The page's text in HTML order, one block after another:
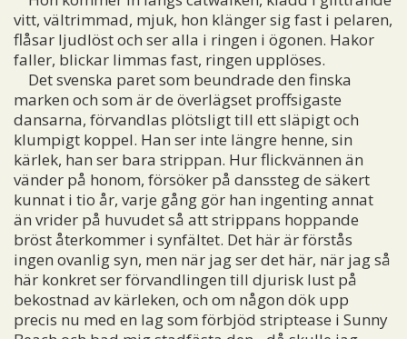
vitt, vältrimmad, mjuk, hon klänger sig fast i pelaren,
flåsar ljudlöst och ser alla i ringen i ögonen. Hakor
faller, blickar limmas fast, ringen upplöses.
Det svenska paret som beundrade den finska
marken och som är de överlägset proffsigaste
dansarna, förvandlas plötsligt till ett släpigt och
klumpigt koppel. Han ser inte längre henne, sin
kärlek, han ser bara strippan. Hur flickvännen än
vänder på honom, försöker på danssteg de säkert
kunnat i tio år, varje gång gör han ingenting annat
än vrider på huvudet så att strippans hoppande
bröst återkommer i synfältet. Det här är förstås
ingen ovanlig syn, men när jag ser det här, när jag så
här konkret ser förvandlingen till djurisk lust på
bekostnad av kärleken, och om någon dök upp
precis nu med en lag som förbjöd striptease i Sunny